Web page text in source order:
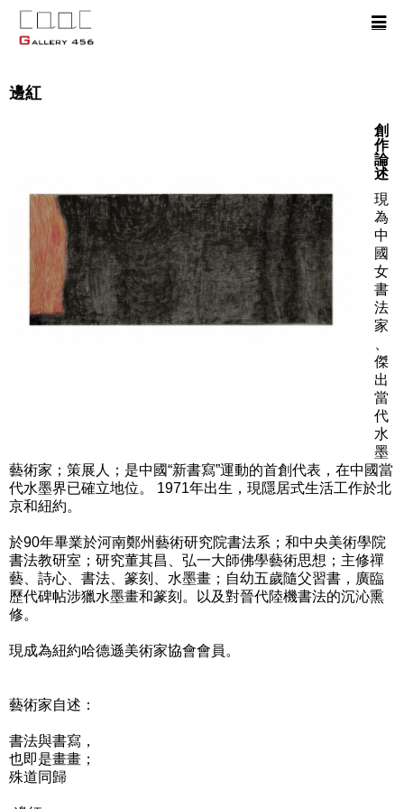
邊紅
創
作
論
述
現
為
中
國
女
書
法
家
傑
出
當
代
水
墨
藝術家；策展人；是中國“新書寫”運動的首創代表，在中國當
代水墨界已確立地位。 1971年出生，現隱居式生活工作於北
京和紐約。
於90年畢業於河南鄭州藝術研究院書法系；和中央美術學院
書法教研室；研究董其昌、弘一大師佛學藝術思想；主修禪
藝、詩心、書法、篆刻、水墨畫；自幼五歲隨父習書，廣臨
歷代碑帖涉獵水墨畫和篆刻。以及對晉代陸機書法的沉沁熏
修。
現成為紐約哈德遜美術家協會會員。
藝術家自述：
書法與書寫，
也即是畫畫；
殊道同歸